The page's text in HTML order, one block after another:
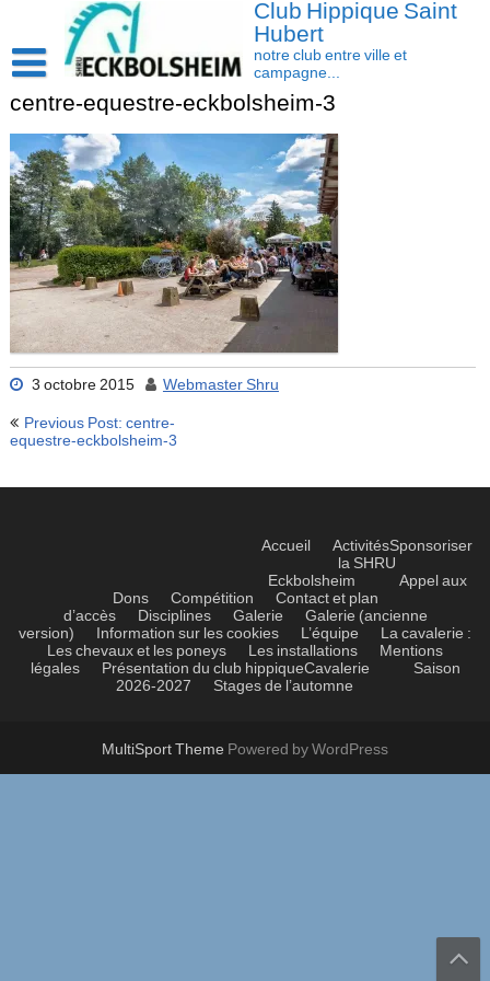
Club Hippique Saint
Hubert
notre club entre ville et
campagne...
Accueil
Saison 2026-2027
Les actus
Cavasoft client
Présentation
L’équipe
Les installations
La cavalerie : Les chevaux et les poneys
Activités
Disciplines
Compétition
Contact/accès
centre-equestre-eckbolsheim-3
3 octobre 2015 Webmaster Shru
Navigation
de
Previous Post: centre-
equestre-eckbolsheim-3
Accueil ActivitésSponsoriser
la SHRU
Eckbolsheim
Appel aux
Dons
Compétition
Contact et plan
d’accès
Disciplines Galerie
Galerie (ancienne
version)
Information sur les cookies L’équipe
La cavalerie :
Les chevaux et les poneys
Les installations
Mentions
légales
Présentation du club hippiqueCavalerie
Saison
2026-2027
Stages de l’automne
MultiSport Theme Powered by WordPress